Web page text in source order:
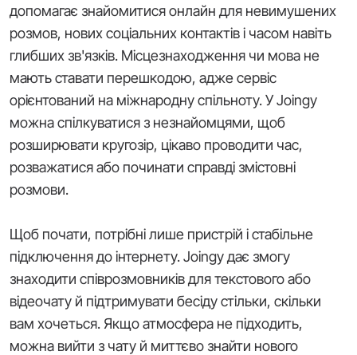
допомагає знайомитися онлайн для невимушених
розмов, нових соціальних контактів і часом навіть
глибших зв'язків. Місцезнаходження чи мова не
мають ставати перешкодою, адже сервіс
орієнтований на міжнародну спільноту. У Joingy
можна спілкуватися з незнайомцями, щоб
розширювати кругозір, цікаво проводити час,
розважатися або починати справді змістовні
розмови.
Щоб почати, потрібні лише пристрій і стабільне
підключення до інтернету. Joingy дає змогу
знаходити співрозмовників для текстового або
відеочату й підтримувати бесіду стільки, скільки
вам хочеться. Якщо атмосфера не підходить,
можна вийти з чату й миттєво знайти нового